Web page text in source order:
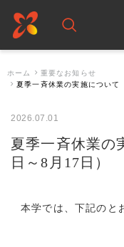
ホーム
重要なお知らせ
夏季一斉休業の実施につい
2026.07.01
夏季一斉休業の
日～8月17日）
本学では、下記のと